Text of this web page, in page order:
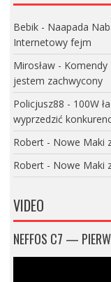
Bebik- Naapada
Internetowy fejm
Mirosław- Komendy
jestem zachwycony
Policjusz88 - 100W
wyprzedzić
Robert- Nowe Maki
Robert- Nowe Maki
VIDEO
NEFFOS C7 —